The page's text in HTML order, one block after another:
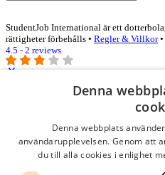
StudentJob International är ett
rättigheter förbehålls • Regler & Villkor•
4.5 - 2 reviews
Logga in som företag
Lösenord
Denna
Denna webbplats
användarupplevelsen. Genom att
du till alla cookies i enlighet